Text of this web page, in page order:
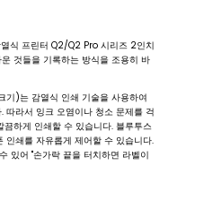
식 프린터 Q2/Q2 Pro 시리즈 2인치
것들을 기록하는 방식을 조용히 바
)는 감열식 인쇄 기술을 사용하여
따라서 잉크 오염이나 청소 문제를 걱
하게 인쇄할 수 있습니다. 블루투스
인쇄를 자유롭게 제어할 수 있습니다.
있어 "손가락 끝을 터치하면 라벨이